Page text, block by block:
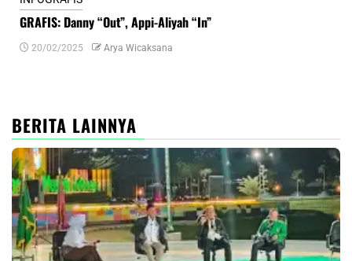
GRAFIS: Danny “Out”, Appi-Aliyah “In”
20/02/2025 Arya Wicaksana
BERITA LAINNYA